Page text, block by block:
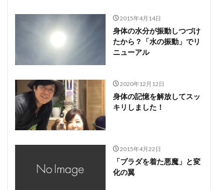
2015年4月14日
身体の水分が振動しつづけ
たから？「水の振動」でリ
ニューアル
2020年12月12日
身体の記憶を解放してスッ
キリしました！
2015年4月22日
「プラダを着た悪魔」と変
化の翼